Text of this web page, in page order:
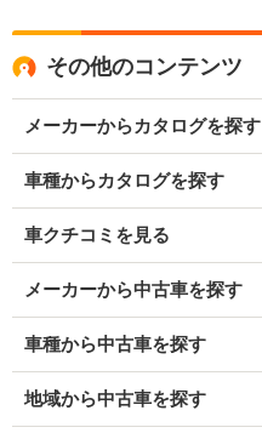
その他のコンテンツ
メーカーからカタログを探す
車種からカタログを探す
車クチコミを見る
メーカーから中古車を探す
車種から中古車を探す
地域から中古車を探す